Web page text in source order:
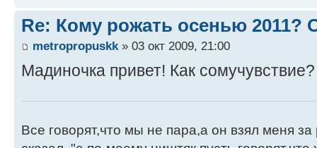
Re: Кому рожать осенью 2011?
metropropuskk» 03 окт 2009, 21:00
Мадиночка привет! Как сомучувствие?
Все говорят,что мы не пара,а он взял меня за